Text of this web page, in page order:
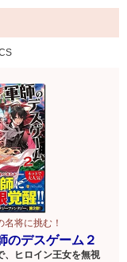
名将に挑む！
のデスゲーム２
、ヒロイン王女を無視